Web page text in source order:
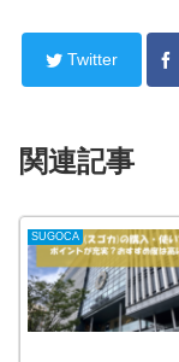
Twitter
関連記事
SUGOCA